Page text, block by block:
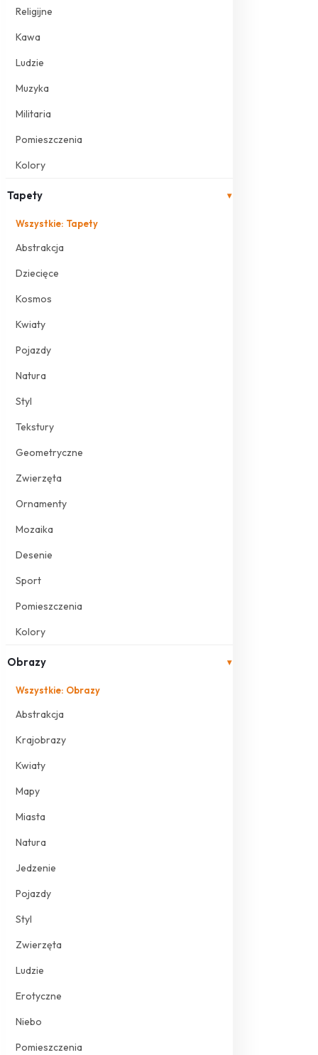
Religijne
Kawa
Ludzie
Muzyka
Militaria
Pomieszczenia
Kolory
Tapety ▾
Wszystkie: Tapety
Abstrakcja
Dziecięce
Kosmos
Kwiaty
Pojazdy
Natura
Styl
Tekstury
Geometryczne
Zwierzęta
Ornamenty
Mozaika
Desenie
Sport
Pomieszczenia
Kolory
Obrazy ▾
Wszystkie: Obrazy
Abstrakcja
Krajobrazy
Kwiaty
Mapy
Miasta
Natura
Jedzenie
Pojazdy
Styl
Zwierzęta
Ludzie
Erotyczne
Niebo
Pomieszczenia